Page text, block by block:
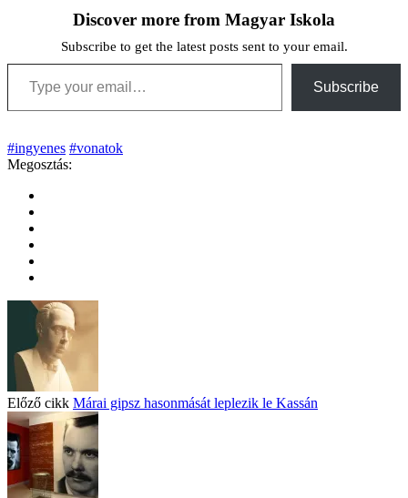
Discover more from Magyar Iskola
Subscribe to get the latest posts sent to your email.
Type your email…
Subscribe
#ingyenes #vonatok
Megosztás:
Előző cikk Márai gipsz hasonmását leplezik le Kassán